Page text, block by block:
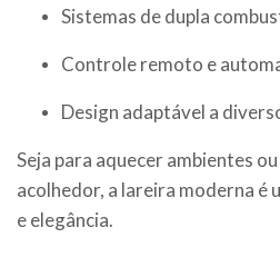
Sistemas de dupla
Controle remoto e
Design adaptável a
Seja para aquecer ambientes
acolhedor, a lareira moderna é
e elegância.